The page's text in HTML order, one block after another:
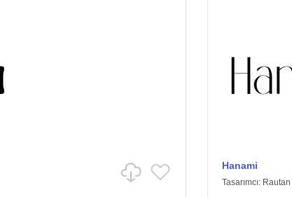
Hanami
Tasarımcı: Rautan